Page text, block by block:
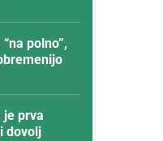
polno”,
je prva
dovolj